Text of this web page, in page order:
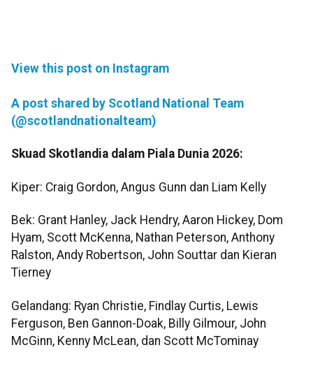
View this post on Instagram
A post shared by Scotland National Team
(@scotlandnationalteam)
Skuad Skotlandia dalam Piala Dunia 2026:
Kiper: Craig Gordon, Angus Gunn dan Liam Kelly
Bek: Grant Hanley, Jack Hendry, Aaron Hickey, Dom
Hyam, Scott McKenna, Nathan Peterson, Anthony
Ralston, Andy Robertson, John Souttar dan Kieran
Tierney
Gelandang: Ryan Christie, Findlay Curtis, Lewis
Ferguson, Ben Gannon-Doak, Billy Gilmour, John
McGinn, Kenny McLean, dan Scott McTominay